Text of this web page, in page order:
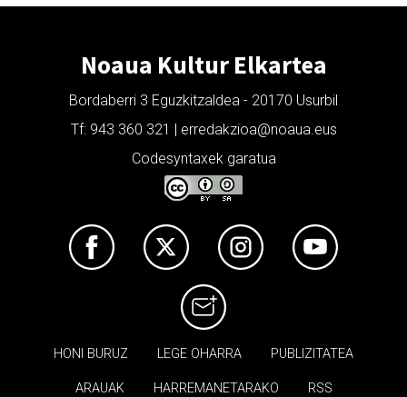
Noaua Kultur Elkartea
Bordaberri 3 Eguzkitzaldea - 20170 Usurbil
Tf: 943 360 321 | erredakzioa@noaua.eus
Codesyntaxek garatua
HONI BURUZ LEGE OHARRA PUBLIZITATEA
ARAUAK HARREMANETARAKO RSS